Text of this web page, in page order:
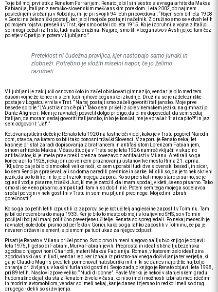
To je bil moj prvi stik z Renatom Ferrarijem. Renato je bil sin sestre slavnega arhitekta Maksa
Fabianija, Italijan z nemško-slovenskim meščanskim poreklom. Leta 2002, ob najinem
poslednjem srečanju v Kobdilju, mi je pri svojih 94 letih pripovedoval: “Rojen sem bil leta 1908
v Gorici na železniški postaji, ker je bil moj oče postajni načelnik. Z družino smo se v dveh letih
po mojem rojstvu preselili v Trst, kjer smo ostali do leta 1915. Ko je izbruhnila vojna z Italijo,
so mnogi bežali iz Trsta, tudi naša družina. Najprej smo šli v begunstvo v Avstrijo, od tam čez
poletje v Opatijo in potem v Ljubljano.”
Preteklost ni čudežna pravljica, kjer nastopajo samo junaki in
zlobneži. Potrebno je vložiti miselni napor, če jo želimo
razumeti.
V Ljubljani je zaključil osnovno šolo in začel obiskovati gimnazijo, vendar je bilo med tem
časom vojne že konec in s tem tudi njihove begunske izkušnje. Družina se je iz železniške
postaje v Logatcu vrnila v Trst. “Na tej postaji smo začeli govoriti italijansko. Moje prve
besede so bile: 'L'Austria non c’è più.' Tako sem prišel iz šole v nemškem jeziku na gimnazijo
Dante Alighieri. Meni je ravnatelj posvetil dolgo pridigo, da bi mi dopovedal, da sem sedaj
Italijan, da moram sedaj govoriti italijansko, in ko je končal, me je vprašal: 'Hai capito?!' in jaz
sem odgovoril: 'Ja!'.”
Kot dvanajstletni deček je Renato leta 1920 na lastne oči videl, kako je v Trstu pogorel Narodni
dom, stavba, na katero so bili tako ponosni tržaški Slovenci. V zaporu je Renato nekaj let
kasneje pristal zaradi dopisovanja z bratrancem in antifašistom Lorenzom Fabianijem,
sinom arhitekta Maksa. V času študija v Trstu se je leta 1926 namreč vključil v skupino
antifašistov, ki je imela prav prek Lorenza povezavo z antifašisti v Milanu. Aretirali so ga
konec aprila 1928, nekaj dni po velikem praznovanju ustanovitve mesta Rima 21. aprila:
“Ključno pa je bilo pismo okoli velike noči, ko sem uporabil tudi dve slovenski besedi, in sicer,
ko sem Rencija spraševal, ali so doma naredili presnice in šarke. Mislili so, da je to nek skrivni
jezik, da so to šifre, in to je bil vzrok mojega zapora. Ko so preiskali mojo staro pisarno, se je
oglasil vodja pisarne, tržaški Jud, ki me je zatožil, da imam spodaj, v kleti, še eno pisarno. Tako
smo šli še v eno pisarno, ampak tudi tam niso dobili nič. Potem sem tega mojega sodelavca
srečal po vojni v neki gostilni v Trstu in sem mu pljunil pred noge. Moj edini izbruh
gorečnosti!”
Ko so ga po petih letih izpustili iz zaporov, se je kot učitelj angleščine zaposlil v Tolminu. Tam
je bil od novembra do maja 1933. Ker je bilo to mesto ob meji s kraljevino SHS, so v Tolmin
pošiljali bolj ali manj politično preverjene učitelje. Renata so spregledali. Po nekaj mesecih je
ravnatelj šole dobil pismo od perfekta v Gorici, kako so ga lahko zaposlili v Tolminu, če pa je
nevaren državni element, s pismom pa tudi ukaz za njegov odpust.
Pisati je Renato v Milanu pričel pozno. Svojo prvo in meni njegovo najljubšo knjigo je objavil
leta 1975, Il gelso di Fabiani, Murva Fabianijevih. Preprosta in idealistična ljubezenska
zgodba o njegovi noni Charlotti, materi Maksa Fabianija. Roman, v katerem zelo idealizira
zgodovinski čas in ljudi, vendar lep, ker izhaja iz pristno-naivnega doživljanja ter verjetja, ki
ga je Claudio Magris pred leti poimenoval habsburški mit in ki se danes najbrž še najbolje
ohranja pri življenju v kakšni furlanski gostilni. Svojo zadnjo knjigo je Renato objavil leta 1998,
pri 89 letih. Naslov izpove veliko: “Nudi di donne”. Pavle Merkù je nekoč v štanjelskem gradu
hudomušno dejal, da sta z Renatom živela v času, ko niso imeli možnosti izbirati med rdečim
in modrim avtomobilom, vendar so imeli nekaj, kar je danes izjemno in redko: imeli so drug
drugega - delili so si življenja.